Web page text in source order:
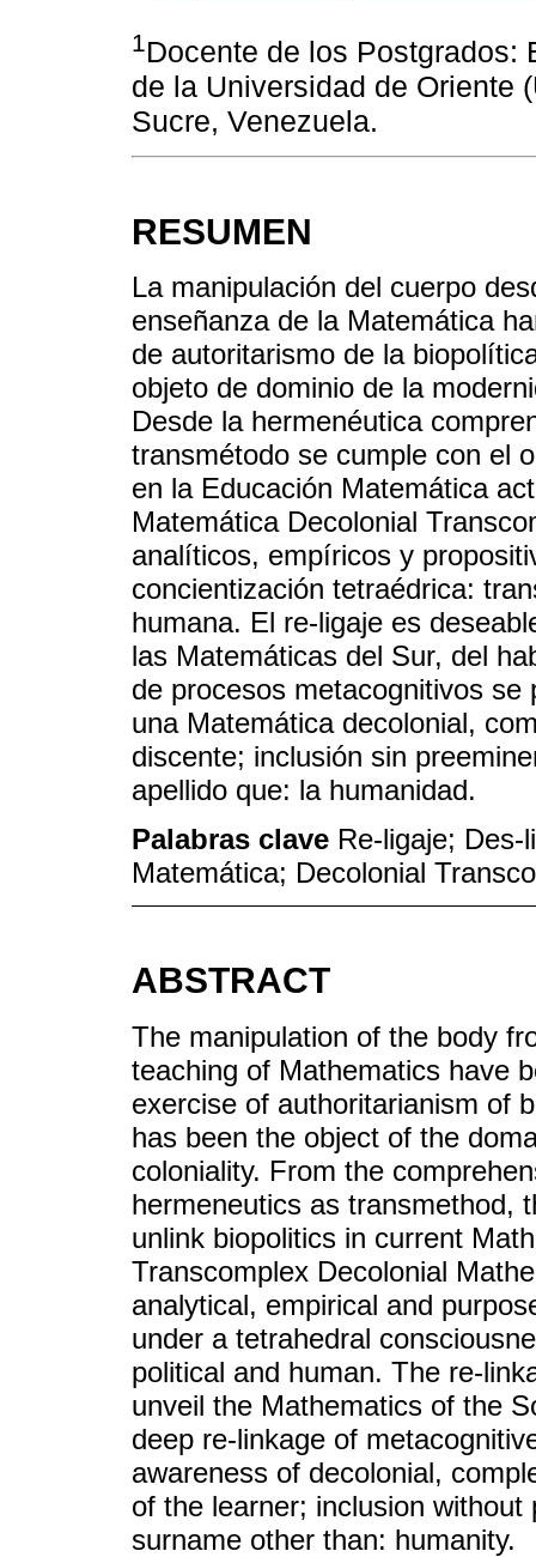
1Docente de los Postgrados:
de la Universidad de Oriente
Sucre, Venezuela.
RESUMEN
La manipulación del cuerpo
enseñanza de la Matemática
de autoritarismo de la
objeto de dominio de la
Desde la hermenéutica
transmétodo se cumple con el
en la Educación Matemática
Matemática Decolonial
analíticos, empíricos y
concientización tetraédrica:
humana. El re-ligaje es
las Matemáticas del Sur, del
de procesos metacognitivos
una Matemática decolonial,
discente; inclusión sin
apellido que: la humanidad.
Palabras clave Re-ligaje;
Matemática; Decolonial
ABSTRACT
The manipulation of the body
teaching of Mathematics have
exercise of authoritarianism of
has been the object of the
coloniality. From the
hermeneutics as transmethod,
unlink biopolitics in current
Transcomplex Decolonial
analytical, empirical and
under a tetrahedral
political and human. The re-
unveil the Mathematics of the
deep re-linkage of
awareness of decolonial,
of the learner; inclusion
surname other than: humanity.